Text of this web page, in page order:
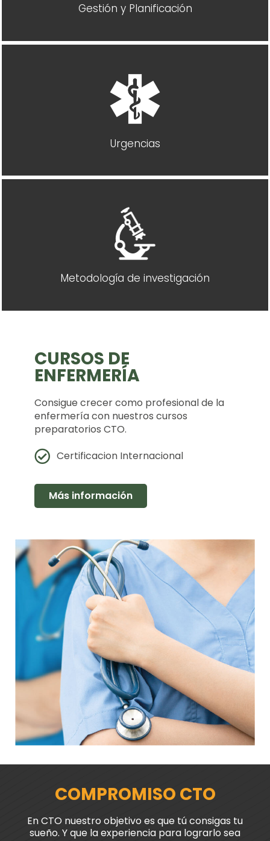
Gestión y Planificación
Urgencias
Metodología de investigación
CURSOS DE
ENFERMERÍA
Consigue crecer como profesional de la
enfermería con nuestros cursos
preparatorios CTO.
Certificacion Internacional
Más información
COMPROMISO CTO
En CTO nuestro objetivo es que tú consigas tu
sueño. Y que la experiencia para lograrlo sea